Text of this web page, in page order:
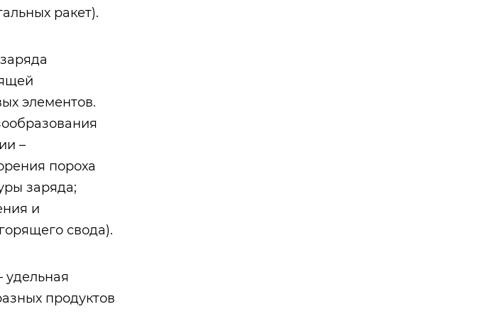
ракет).
элементов.
–
пороха
заряда;
и
свода).
удельная
продуктов